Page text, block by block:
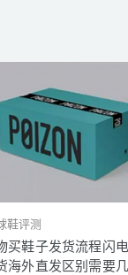
鞋评测
买鞋子发货流程闪
海外直发区别需要
2024年最火